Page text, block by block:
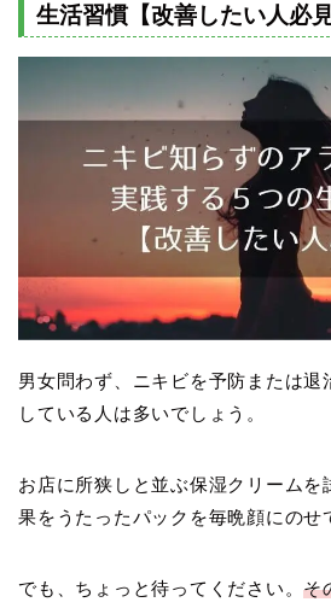
生活習慣【改善したい人必見
男女問わず、ニキビを予防または退
している人は多いでしょう。
お店に所狭しと並ぶ保湿クリームを
果をうたったパックを毎晩顔にのせ
でも、ちょっと待ってください。そ